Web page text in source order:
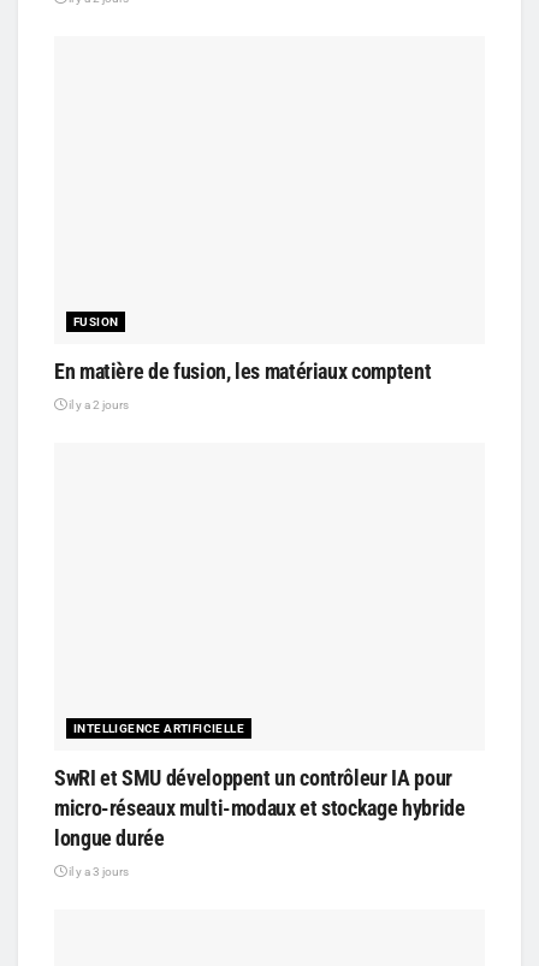
FUSION
En matière de fusion, les matériaux comptent
il y a 2 jours
INTELLIGENCE ARTIFICIELLE
SwRI et SMU développent un contrôleur IA pour
micro-réseaux multi-modaux et stockage hybride
longue durée
il y a 3 jours